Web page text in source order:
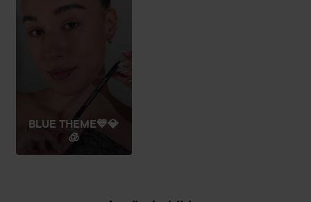
BLUE THEME💙💎
🧊